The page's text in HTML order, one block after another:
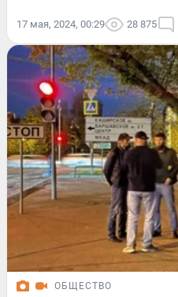
17 мая, 2024, 00:29 28 875
ОБЩЕСТВО